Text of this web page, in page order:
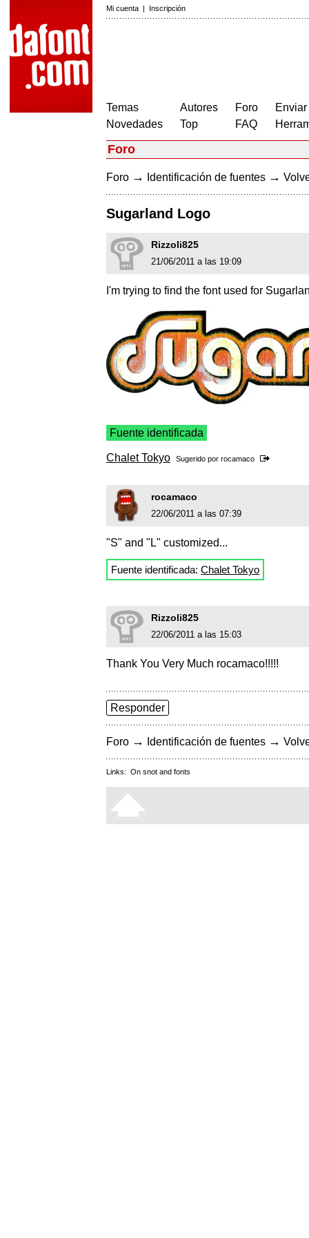
Mi cuenta | Inscripción
Temas
Novedades
Autores
Top
Foro
FAQ
Foro
Foro → Identificación de fuentes →
Sugarland Logo
Rizzoli825
21/06/2011 a las 19:09
I'm trying to find the font used for
Fuente identificada
Chalet Tokyo Sugerido por rocamaco
rocamaco
22/06/2011 a las 07:39
"S" and "L" customized...
Fuente identificada: Chalet Tokyo
Rizzoli825
22/06/2011 a las 15:03
Thank You Very Much rocamaco!!!!!
Responder
Foro → Identificación de fuentes →
Links: On snot and fonts